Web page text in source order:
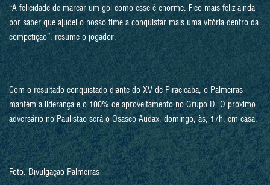
“A felicidade de marcar um gol como esse é enorme. Fico mais feliz ainda
por saber que ajudei o nosso time a conquistar mais uma vitória dentro da
competição”, resume o jogador.
Com o resultado conquistado diante do XV de Piracicaba, o Palmeiras
mantém a liderança e o 100% de aproveitamento no Grupo D. O próximo
adversário no Paulistão será o Osasco Audax, domingo, às, 17h, em casa.
Foto: Divulgação Palmeiras